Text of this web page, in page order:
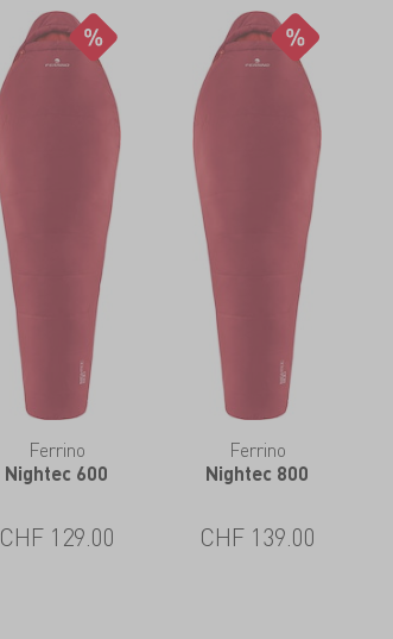
Ferrino
Nightec 600
CHF 129.00
Ferrino
Nightec 800
CHF 139.00